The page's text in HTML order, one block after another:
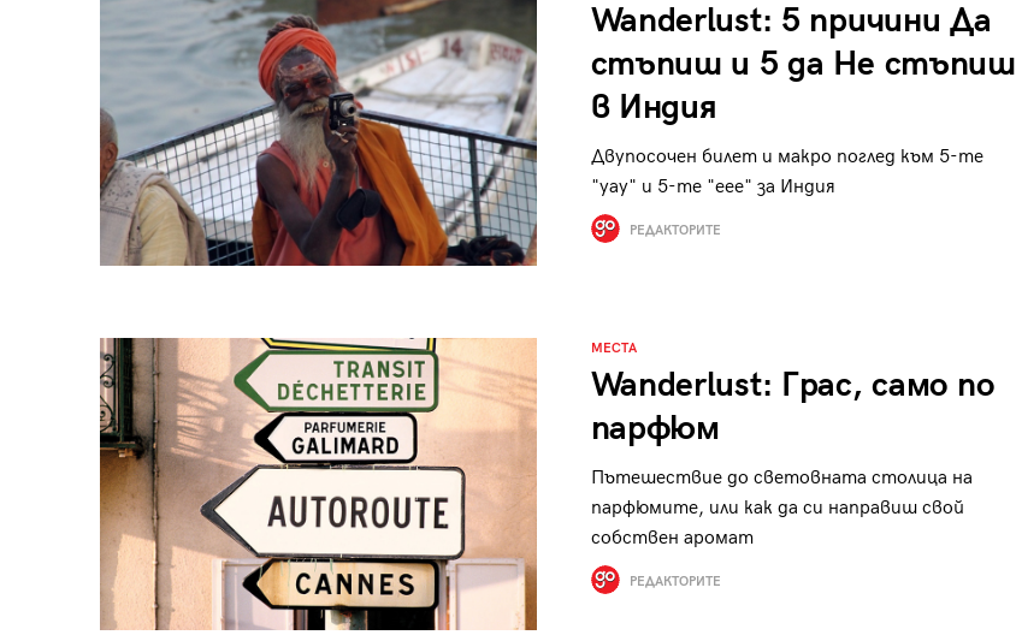
Wanderlust: 5 причини Да
стъпиш и 5 дa Не стъпиш
в Индия
Двупосочен билет и макро поглед към 5-те
"уау" и 5-те "еее" за Индия
РЕДАКТОРИТЕ
МЕСТА
Wanderlust: Грас, само по
парфюм
Пътешествие до световната столица на
парфюмите, или как да си направиш свой
собствен аромат
РЕДАКТОРИТЕ